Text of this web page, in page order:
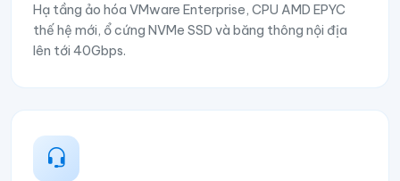
Hạ tầng ảo hóa VMware Enterprise, CPU AMD EPYC
thế hệ mới, ổ cứng NVMe SSD và băng thông nội địa
lên tới 40Gbps.